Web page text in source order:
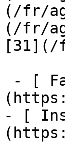
(/fr/
(/fr/
- [